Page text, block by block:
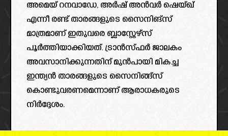
അമെയ് റനവാഡേ, അർഷ് അൻവർ ഷെയ്ഖ്
എന്നീ രണ്ട് താരങ്ങളുടെ സൈനിങ്സ്
മാത്രമാണ് ഇതുവരെ ബ്ലാസ്റ്റേഴ്‌സ്
പൂർത്തിയാക്കിയത്. ട്രാൻസ്ഫർ ജാലകം
അവസാനിക്കുന്നതിന് മുൻപായി മികച്ച
ഇന്ത്യൻ താരങ്ങളുടെ സൈനിങ്ങ്സ്
കൊണ്ടുവരണമെന്നാണ് ആരാധകരുടെ
നിർദ്ദേശം.